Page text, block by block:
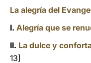
La alegría del
I. Alegría que se
II. La dulce y
13]